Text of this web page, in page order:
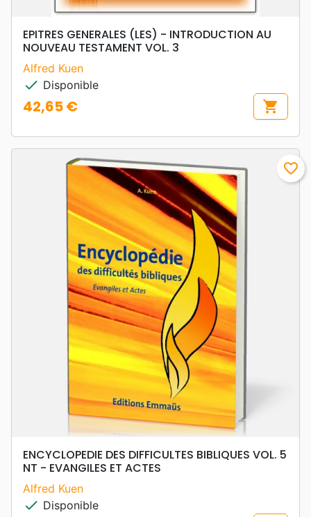
EPITRES GENERALES (LES) - INTRODUCTION AU
NOUVEAU TESTAMENT VOL. 3
Alfred Kuen
check Disponible
Prix
42,65 € shopping_cart
favorite_border
ENCYCLOPEDIE DES DIFFICULTES BIBLIQUES VOL. 5
NT - EVANGILES ET ACTES
Alfred Kuen
check Disponible